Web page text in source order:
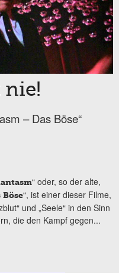
nie!
– Das Böse“
“ oder, so der alte,
Böse“, ist einer dieser Filme,
und „Seele“ in den Sinn
die den Kampf gegen...